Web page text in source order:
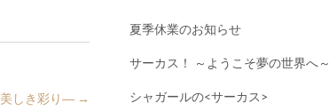
しき彩り― →
夏季休業のお知らせ
サーカス！ ～ようこそ夢の世界へ～
シャガールの<サーカス>